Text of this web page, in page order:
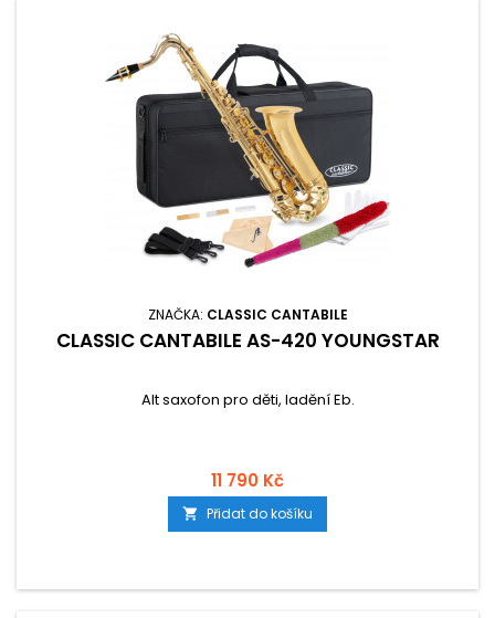
ZNAČKA: CLASSIC CANTABILE
CLASSIC CANTABILE AS-420 YOUNGSTAR
Alt saxofon pro děti, ladění Eb.
11 790 Kč
 Přidat do košíku